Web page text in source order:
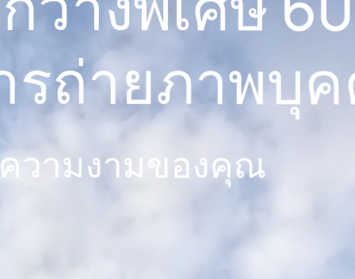
ย